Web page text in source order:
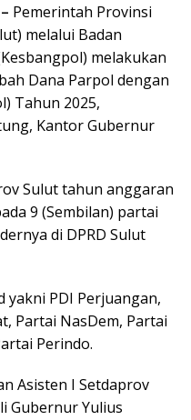
Pemerintah Provinsi
melalui Badan
melakukan
Dana Parpol dengan
Tahun 2025,
Kantor Gubernur
Sulut tahun anggaran
9 (Sembilan) partai
di DPRD Sulut
yakni PDI Perjuangan,
Partai NasDem, Partai
Perindo.
Asisten I Setdaprov
Gubernur Yulius